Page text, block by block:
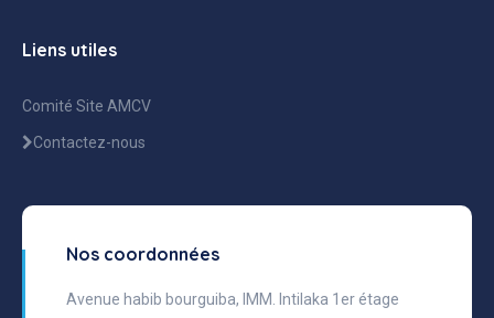
Liens utiles
Comité Site AMCV
Contactez-nous
Nos coordonnées
Avenue habib bourguiba, IMM. Intilaka 1er étage